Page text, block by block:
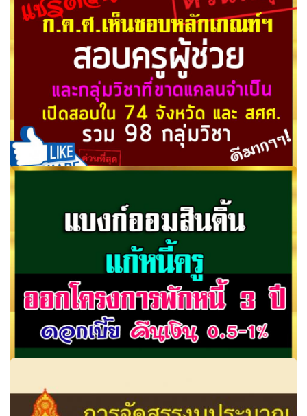
ก.ค.ศ.เห็นชอบหลักเกณฑ์ฯ สอบครูผู้ช่วย และกลุ่มวิชาที่
ขาดแคลนจำเป็น
แบงก์ออมสินดิ้นแก้หนี้ครูออกโครงการพักหนี้ 3 ปีจ่ายแค่
ดอกเบี้ย คืนเงิน 0.5-1%...